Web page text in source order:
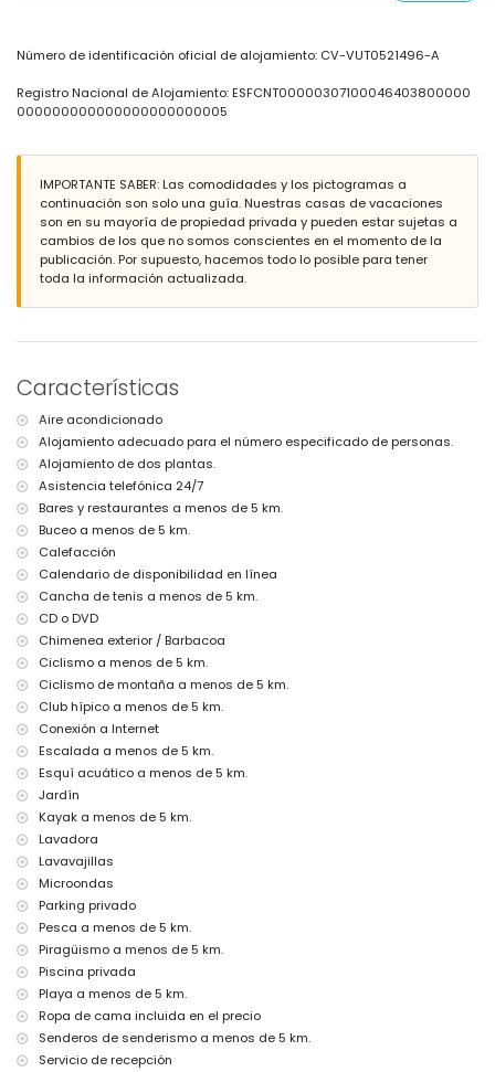
Exterior de la villa
Piscina privada de 10m x 5m y 2m de profundidad
Hermoso jardín con césped, grava, árboles y muebles de jardín con
2 terrazas, de las cuales 1 está cubierta
Barbacoa
Zona de estar exterior y zona de comedor exterior
2 plazas de aparcamiento privado
Más información
Pueblo más cercano: Jávea (a menos de 10 kilómetros de la villa)
kilómetros de la villa)
kilómetros de la villa)
villa)
Aeropuerto más cercano: Alicante (a menos de 100 kilómetros de la
villa)
Segundo aeropuerto más cercano: Valencia (> 100 kilómetros)
No se permiten mascotas
El alojamiento es muy adecuado para familias con niños
Instalaciones y servicios incluidos en el precio del alquiler de la
villa
Internet (WiFi)
Aspiradora y plancha con tabla de planchar
Ropa de cama y toallas
Servicio de recepción y servicio de emergencia 24 horas
Instalaciones y servicios con coste extra
Servicio de aeropuerto
Cama extra y camas/cunas para niños (bajo demanda)
Entretenimiento y actividades de ocio para sus vacaciones en
Jávea, Costa Blanca
Discoteca, bar y paseo marítimo (El Arenal) (a menos de 5 kilómetros
Lugares de interés y cultura en Jávea, Costa Blanca
Museo (Histórico de Jávea, Jávea), iglesia (Virgen de Loreto, Puerto,
Jávea), ruina (Molinos de Viento, Jávea), monumento (Pueblo de
Jávea, Jávea), edificio arquitectónico (Histórico de Jávea, Jávea),
lugar histórico (Pueblo de Jávea y Jávea) (a menos de 5 kilómetros
del alojamiento)
Castillo (Portal de la Vila y Denia) (a menos de 25 kilómetros del
alojamiento)
Deportes
Número de identificación oficial de alojamiento: CV-VUT0521496-A
Registro Nacional de Alojamiento: ESFCNT00000307100046403800000
000000000000000000000005
IMPORTANTE SABER: Las comodidades y los pictogramas a
continuación son solo una guía. Nuestras casas de vacaciones
son en su mayoría de propiedad privada y pueden estar sujetas a
cambios de los que no somos conscientes en el momento de la
publicación. Por supuesto, hacemos todo lo posible para tener
toda la información actualizada.
Características
Aire acondicionado
Alojamiento adecuado para el número especificado de personas.
Alojamiento de dos plantas.
Asistencia telefónica 24/7
Bares y restaurantes a menos de 5 km.
Buceo a menos de 5 km.
Calefacción
Calendario de disponibilidad en línea
Cancha de tenis a menos de 5 km.
CD o DVD
Chimenea exterior / Barbacoa
Ciclismo a menos de 5 km.
Ciclismo de montaña a menos de 5 km.
Club hípico a menos de 5 km.
Conexión a Internet
Escalada a menos de 5 km.
Esquí acuático a menos de 5 km.
Jardín
Kayak a menos de 5 km.
Lavadora
Lavavajillas
Microondas
Parking privado
Pesca a menos de 5 km.
Piragüismo a menos de 5 km.
Piscina privada
Playa a menos de 5 km.
Ropa de cama incluida en el precio
Senderos de senderismo a menos de 5 km.
Servicio de recepción